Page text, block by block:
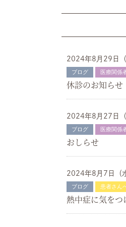
2024年8月29日（
ブログ 医療関係
休診のお知らせ
2024年8月27日（
ブログ 医療関係
おしらせ
2024年8月7日（
ブログ 患者さん
熱中症に気をつ